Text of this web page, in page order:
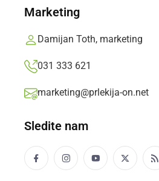
Marketing
Damijan Toth, marketing
031 333 621
marketing@prlekija-on.net
Sledite nam